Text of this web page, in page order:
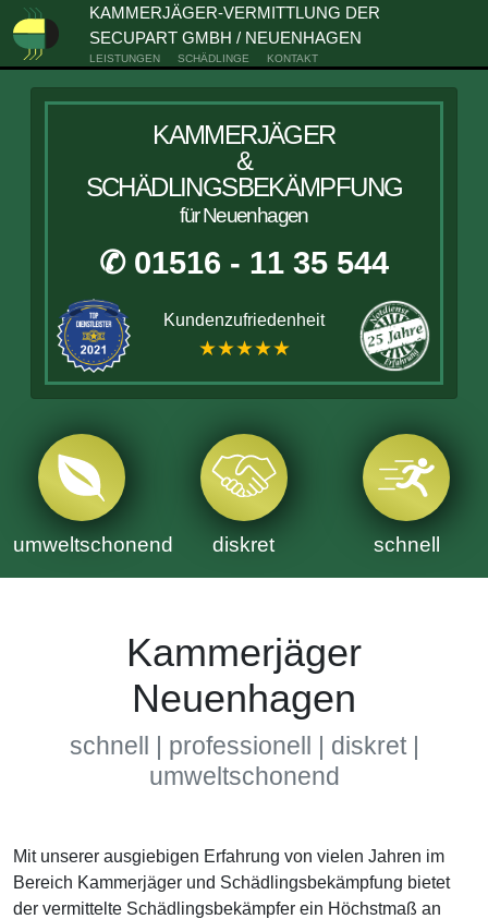
KAMMERJÄGER-VERMITTLUNG DER
SECUPART GMBH / NEUENHAGEN
LEISTUNGEN SCHÄDLINGE KONTAKT
KAMMERJÄGER
&
SCHÄDLINGSBEKÄMPFUNG
für Neuenhagen
✆ 01516 - 11 35 544
Kundenzufriedenheit
★★★★★
umweltschonend diskret schnell
Kammerjäger
Neuenhagen
schnell | professionell | diskret |
umweltschonend
Mit unserer ausgiebigen Erfahrung von vielen Jahren im
Bereich Kammerjäger und Schädlingsbekämpfung bietet
der vermittelte Schädlingsbekämpfer ein Höchstmaß an